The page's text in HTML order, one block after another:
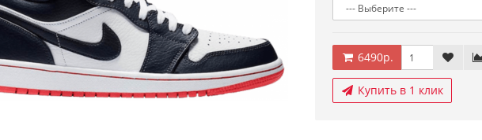
6490р.
Купить в 1 клик